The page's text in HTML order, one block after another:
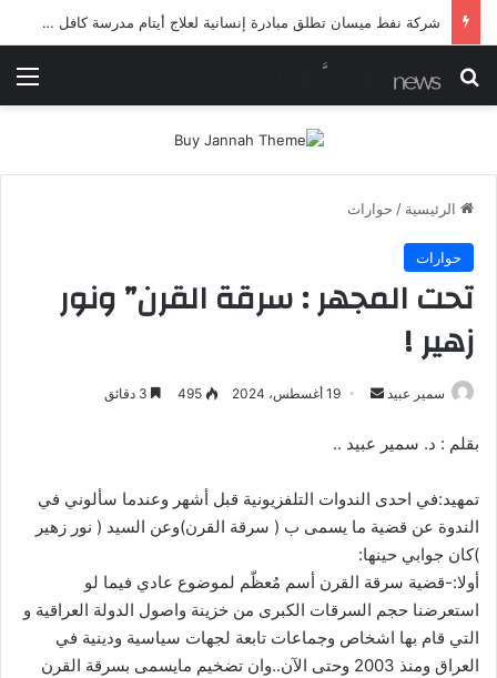
شرطة ميسان تلقي القبض على مطلقي العيارات النارية أثناء تشييع جنائزي في العمارة
بحث عن
الرئيسية / حوارات
حوارات
تحت المجهر : سرقة القرن”‫ ونور
زهير‬ !
سمير عبيد
أرسل
إلكترونيا
19 أغسطس، 2024 495
‫بقلم‬ : د. سمير عبيد ..
‫تمهيد‬:في احدى الندوات التلفزيونية قبل أشهر وعندما سألوني في
)كان جوابي حينها:
‫أولا‬:-قضية سرقة القرن أسم مُعظّم لموضوع عادي فيما لو
استعرضنا حجم السرقات الكبرى من خزينة واصول الدولة العراقية و
التي قام بها اشخاص وجماعات تابعة لجهات سياسية ودينية في
‫العراق‬ ومنذ 2003 وحتى الآن..وان تضخيم مايسمى بسرقة القرن